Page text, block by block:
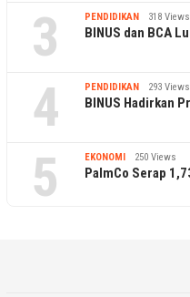
3 PENDIDIKAN 318 Views
BINUS dan BCA
4 PENDIDIKAN 293 Views
BINUS Hadirkan
5 EKONOMI 250 Views
PalmCo Serap